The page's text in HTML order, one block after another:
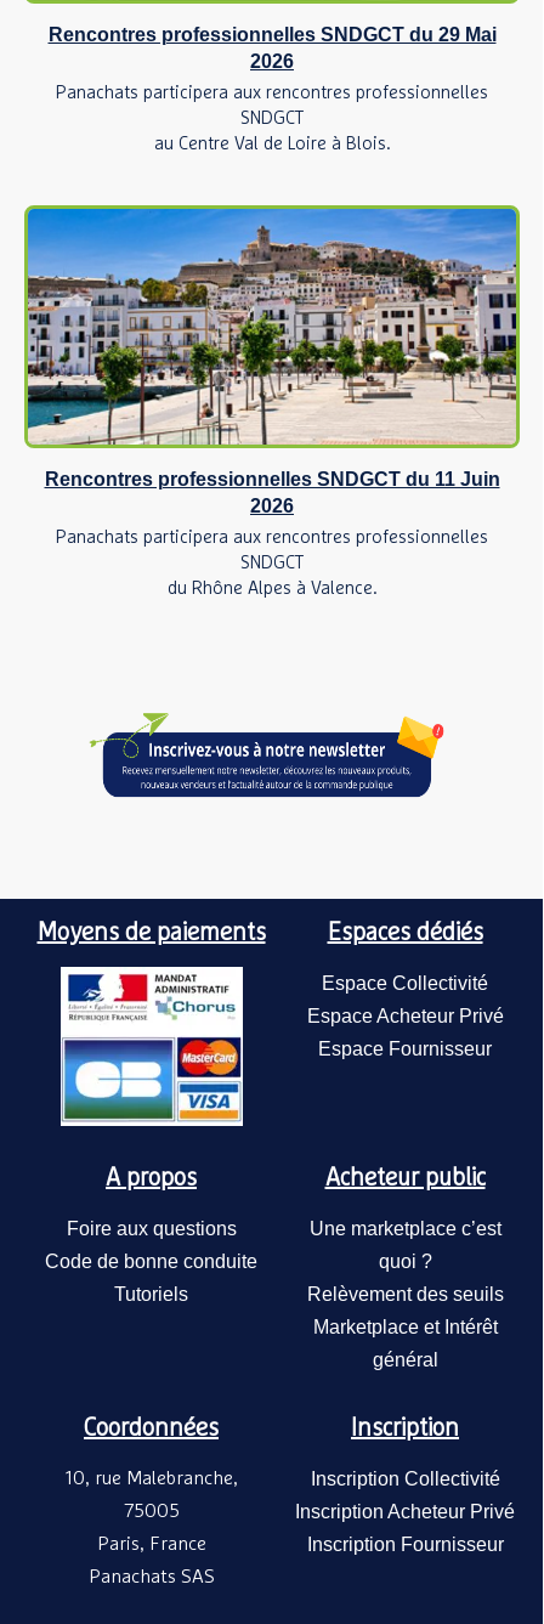
Rencontres professionnelles SNDGCT du 29 Mai
2026
Panachats participera aux rencontres professionnelles
SNDGCT
au Centre Val de Loire à Blois.
Rencontres professionnelles SNDGCT du 11 Juin
2026
Panachats participera aux rencontres professionnelles
SNDGCT
du Rhône Alpes à Valence.
Moyens de paiements Espaces dédiés
Espace Collectivité
Espace Acheteur Privé
Espace Fournisseur
A propos
Foire aux questions
Code de bonne conduite
Tutoriels
Acheteur public
Une marketplace c’est
quoi ?
Relèvement des seuils
Marketplace et Intérêt
général
Coordonnées
10, rue Malebranche,
75005
Paris, France
Panachats SAS
Inscription
Inscription Collectivité
Inscription Acheteur Privé
Inscription Fournisseur